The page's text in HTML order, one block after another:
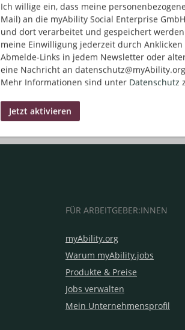
Ich willige ein, dass meine
Mail) an die myAbility Social Enterprise
und dort verarbeitet und gespeichert
meine Einwilligung jederzeit durch Anklicken
Abmelde-Links in jedem Newsletter oder
eine Nachricht an
Mehr Informationen sind unter Datenschutz
FÜR ARBEITGEBER:INNEN
myAbility.org
Warum myAbility.jobs
Produkte & Preise
Jobs verwalten
Mein Unternehmensprofil